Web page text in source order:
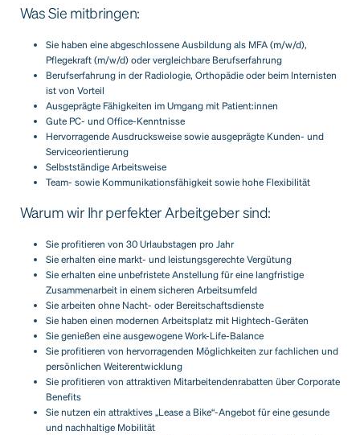
Was Sie mitbringen:
Sie haben eine abgeschlossene Ausbildung als MFA (m/w/d),
Pflegekraft (m/w/d) oder vergleichbare Berufserfahrung
Berufserfahrung in der Radiologie, Orthopädie oder beim Internisten
ist von Vorteil
Ausgeprägte Fähigkeiten im Umgang mit Patient:innen
Gute PC- und Office-Kenntnisse
Hervorragende Ausdrucksweise sowie ausgeprägte Kunden- und
Serviceorientierung
Selbstständige Arbeitsweise
Team- sowie Kommunikationsfähigkeit sowie hohe Flexibilität
Warum wir Ihr perfekter Arbeitgeber sind:
Sie profitieren von 30 Urlaubstagen pro Jahr
Sie erhalten eine markt- und leistungsgerechte Vergütung
Sie erhalten eine unbefristete Anstellung für eine langfristige
Zusammenarbeit in einem sicheren Arbeitsumfeld
Sie arbeiten ohne Nacht- oder Bereitschaftsdienste
Sie haben einen modernen Arbeitsplatz mit Hightech-Geräten
Sie genießen eine ausgewogene Work-Life-Balance
Sie profitieren von hervorragenden Möglichkeiten zur fachlichen und
persönlichen Weiterentwicklung
Sie profitieren von attraktiven Mitarbeitendenrabatten über Corporate
Benefits
Sie nutzen ein attraktives „Lease a Bike“-Angebot für eine gesunde
und nachhaltige Mobilität